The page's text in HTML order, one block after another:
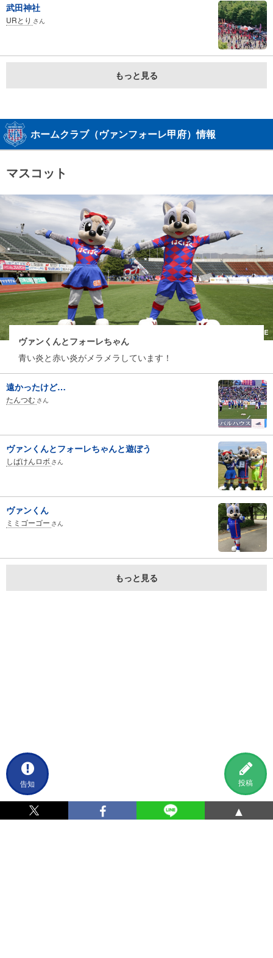
告知 投稿
武田神社
URとり さん
もっと見る
ホームクラブ（ヴァンフォーレ甲府）情報
マスコット
ヴァンくんとフォーレちゃん
青い炎と赤い炎がメラメラしています！
遠かったけど…
たんつむ さん
ヴァンくんとフォーレちゃんと遊ぼう
しばけんロボ さん
ヴァンくん
ミミゴーゴー さん
もっと見る
▲